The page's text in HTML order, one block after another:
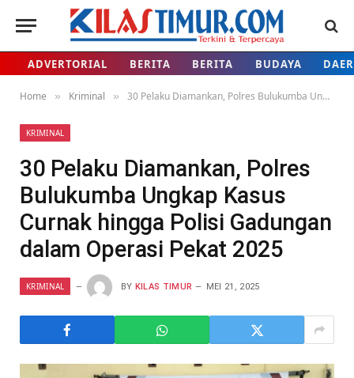
ADVERTORIAL BERITA BERITA BUDAYA
Home » Kriminal » 30 Pelaku Diamankan, Polres Bulukumba Ungkap Kasus Curnak hingga Polisi Gadungan dalam Operasi Pekat 2025
KRIMINAL
30 Pelaku Diamankan, Polres
Bulukumba Ungkap Kasus
Curnak hingga Polisi Gadungan
dalam Operasi Pekat 2025
KRIMINAL BY KILAS TIMUR MEI 21, 2025